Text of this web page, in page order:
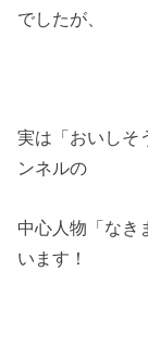
でしたが、
実は「おいしそ
ンネルの
中心人物「なき
います！